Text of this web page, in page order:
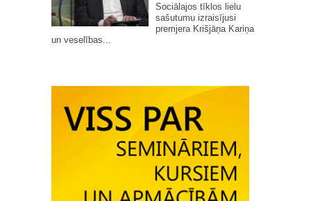
Sociālajos tīklos lielu
sašutumu izraisījusi
premjera Krišjāņa Kariņa
un veselības...